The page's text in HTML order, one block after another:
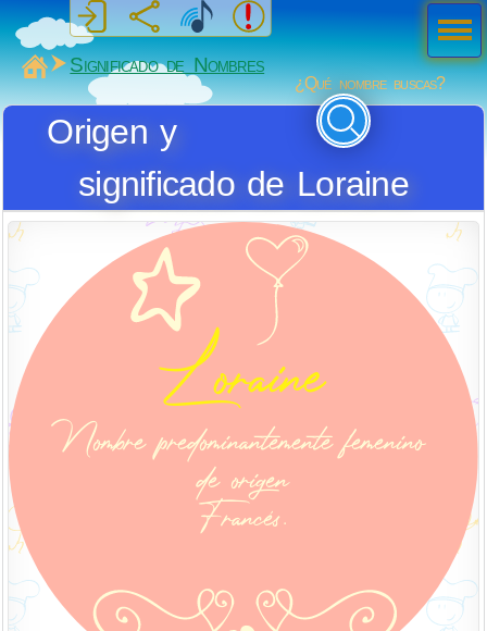
MiSabueso
Significado de Nombres
¿Qué nombre buscas?
Origen y
significado de Loraine
Men
ú